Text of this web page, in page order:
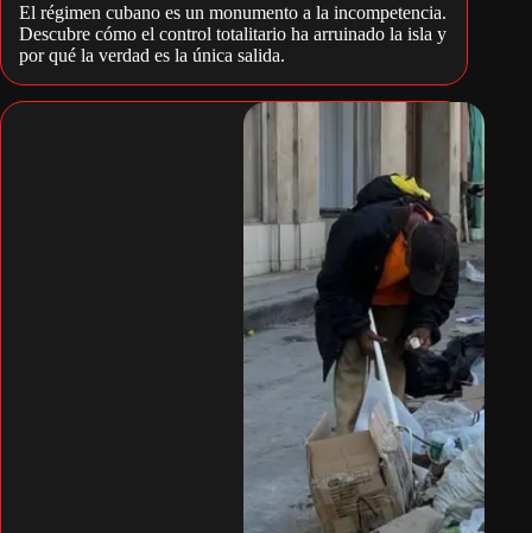
El régimen cubano es un monumento a la incompetencia.
Descubre cómo el control totalitario ha arruinado la isla y
por qué la verdad es la única salida.